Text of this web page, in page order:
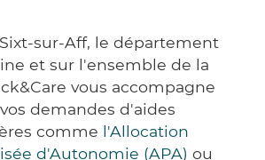
sur-Aff, le département
et sur l'ensemble de la
vous accompagne
demandes d'aides
comme l'Allocation
d'Autonomie (APA) ou